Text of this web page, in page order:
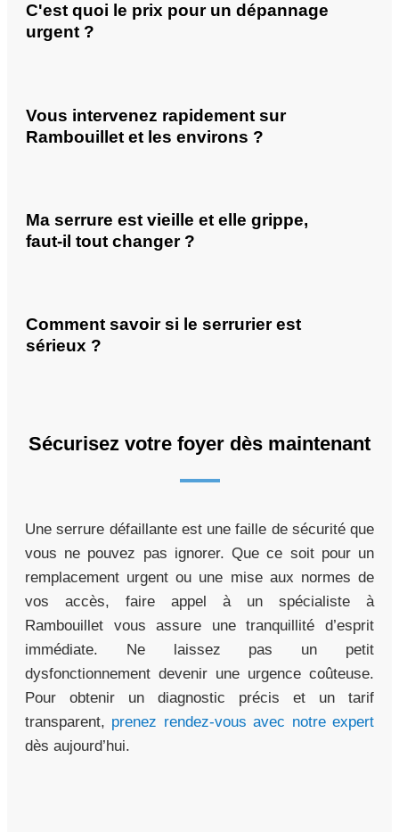
C'est quoi le prix pour un dépannage
urgent ?
Vous intervenez rapidement sur
Rambouillet et les environs ?
Ma serrure est vieille et elle grippe,
faut-il tout changer ?
Comment savoir si le serrurier est
sérieux ?
Sécurisez votre foyer dès maintenant
Une serrure défaillante est une faille de sécurité que
vous ne pouvez pas ignorer. Que ce soit pour un
remplacement urgent ou une mise aux normes de
vos accès, faire appel à un spécialiste à
Rambouillet vous assure une tranquillité d’esprit
immédiate. Ne laissez pas un petit
dysfonctionnement devenir une urgence coûteuse.
Pour obtenir un diagnostic précis et un tarif
transparent, prenez rendez-vous avec notre expert
dès aujourd’hui.